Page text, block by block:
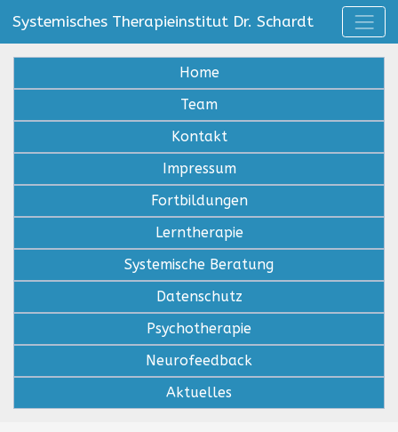
Systemisches Therapieinstitut Dr. Schardt
Home
Team
Kontakt
Impressum
Fortbildungen
Lerntherapie
Systemische Beratung
Datenschutz
Psychotherapie
Neurofeedback
Aktuelles